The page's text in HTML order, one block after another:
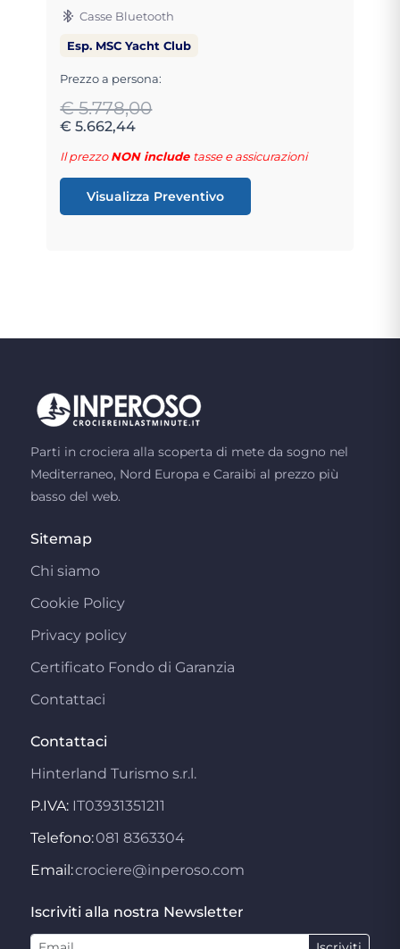
Casse Bluetooth
Esp. MSC Yacht Club
Prezzo a persona:
€ 5.778,00
€ 5.662,44
Il prezzoNON include tasse e assicurazioni
Visualizza Preventivo
Parti in crociera alla scoperta di mete da sogno nel
Mediterraneo, Nord Europa e Caraibi al prezzo più
basso del web.
Sitemap
Chi siamo
Cookie Policy
Privacy policy
Certificato Fondo di Garanzia
Contattaci
Contattaci
Hinterland Turismo s.r.l.
P.IVA: IT03931351211
Telefono:081 8363304
Email:crociere@inperoso.com
Iscriviti alla nostra Newsletter